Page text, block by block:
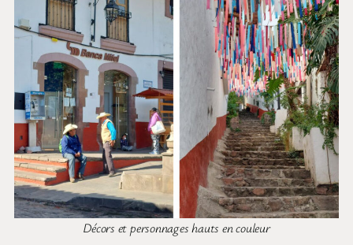
Décors et personnages hauts en couleur